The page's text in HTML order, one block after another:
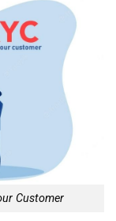
Customer